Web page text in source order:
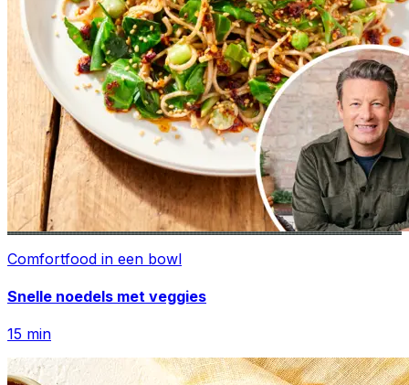
Comfortfood in een bowl
Snelle noedels met veggies
15 min